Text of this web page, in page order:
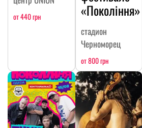
от 440 грн «Покоління»
стадион
Черноморец
от 800 грн